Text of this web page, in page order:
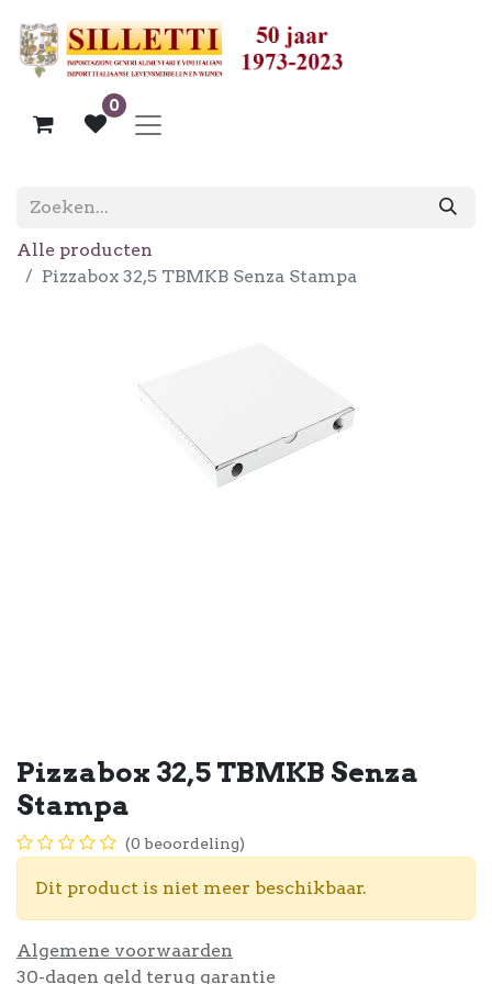
0
Alle producten
Pizzabox 32,5 TBMKB Senza Stampa
Pizzabox 32,5 TBMKB Senza
Stampa
(0 beoordeling)
Dit product is niet meer beschikbaar.
Algemene voorwaarden
30-dagen geld terug garantie